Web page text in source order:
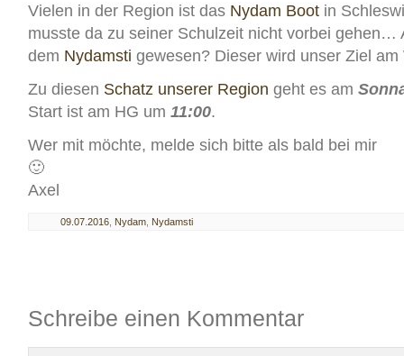
Vielen in der Region ist das Nydam Boot in
musste da zu seiner Schulzeit nicht vorbei gehen…
dem Nydamsti gewesen? Dieser wird unser Ziel
Zu diesen Schatz unserer Region geht es am
Start ist am HG um 11:00.
Wer mit möchte, melde sich bitte als bald bei mir
🙂
Axel
09.07.2016 Nydam Nydamsti
Schreibe einen Kommentar